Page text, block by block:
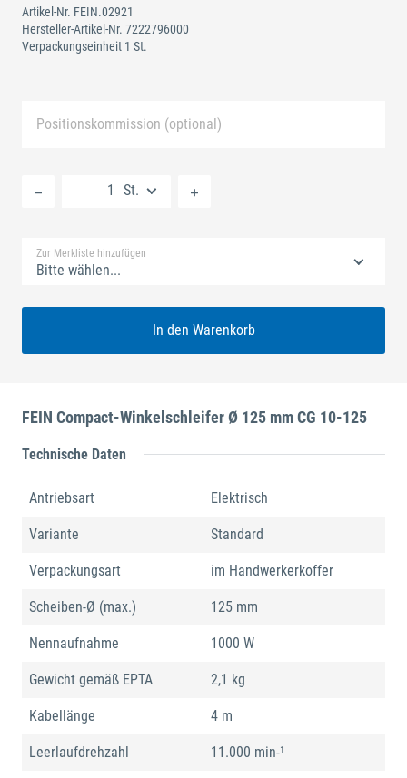
Artikel-Nr. FEIN.02921
Hersteller-Artikel-Nr. 7222796000
Verpackungseinheit 1 St.
Positionskommission (optional)
St.
Zur Merkliste hinzufügen
Bitte wählen...
In den Warenkorb
FEIN Compact-Winkelschleifer Ø 125 mm CG 10-125
Technische Daten
Antriebsart Elektrisch
Variante Standard
Verpackungsart im Handwerkerkoffer
Scheiben-Ø (max.) 125 mm
Nennaufnahme 1000 W
Gewicht gemäß EPTA 2,1 kg
Kabellänge 4 m
Leerlaufdrehzahl 11.000 min-¹